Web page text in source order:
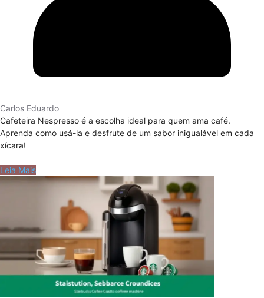
Carlos Eduardo
Cafeteira Nespresso é a escolha ideal para quem ama café.
Aprenda como usá-la e desfrute de um sabor inigualável em cada
xícara!
Leia Mais